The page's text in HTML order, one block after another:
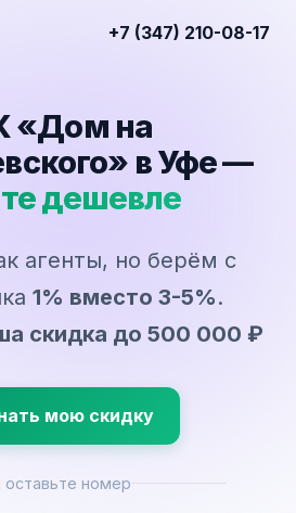
+7 (347) 210-08-17
«Дом на
в Уфе —
дешевле
агенты, но берём с
1% вместо 3-5%.
скидка до 500 000 ₽
мою скидку
оставьте номер